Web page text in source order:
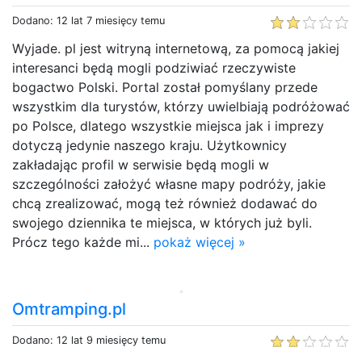
Dodano: 12 lat 7 miesięcy temu
Wyjade. pl jest witryną internetową, za pomocą jakiej
interesanci będą mogli podziwiać rzeczywiste
bogactwo Polski. Portal został pomyślany przede
wszystkim dla turystów, którzy uwielbiają podróżować
po Polsce, dlatego wszystkie miejsca jak i imprezy
dotyczą jedynie naszego kraju. Użytkownicy
zakładając profil w serwisie będą mogli w
szczególności założyć własne mapy podróży, jakie
chcą zrealizować, mogą też również dodawać do
swojego dziennika te miejsca, w których już byli.
Prócz tego każde mi... pokaż więcej »
Omtramping.pl
Dodano: 12 lat 9 miesięcy temu